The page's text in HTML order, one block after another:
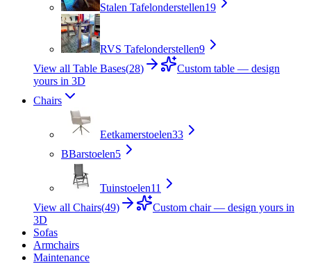
Stalen Tafelonderstellen19
RVS Tafelonderstellen9
View all Table Bases(28)
Custom table — design
yours in 3D
Chairs
Eetkamerstoelen33
BBarstoelen5
Tuinstoelen11
View all Chairs(49)
Custom chair — design yours in
3D
Sofas
Armchairs
Maintenance